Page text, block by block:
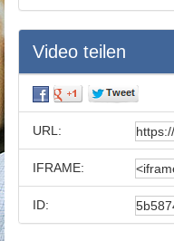
Video teilen
URL:
IFRAME:
ID: